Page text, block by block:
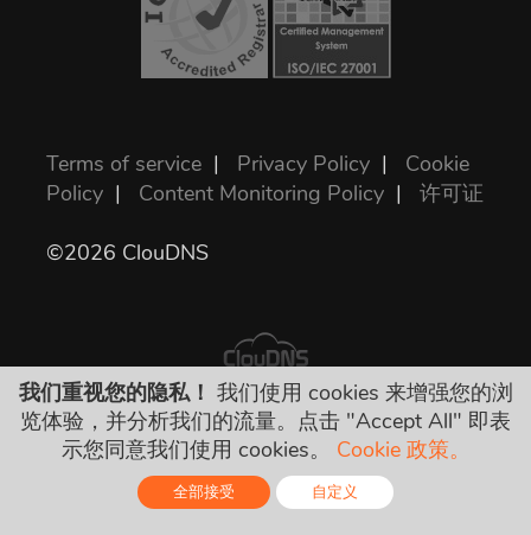
Terms of service | Privacy Policy | Cookie
Policy | Content Monitoring Policy | 许可证
©2026 ClouDNS
所有价格是最终的，包括所有必需的税。没有
其他隐藏费用！
我们重视您的隐私！ 我们使用 cookies 来增强您的浏
览体验，并分析我们的流量。点击 "Accept All" 即表
示您同意我们使用 cookies。 Cookie 政策。
全部接受 自定义